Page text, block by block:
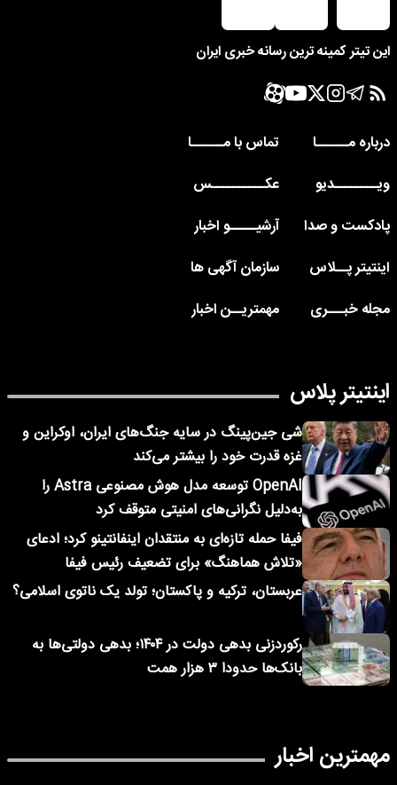
این تیتر کمینه ترین رسانه خبری ایران
درباره مــــــا
تماس با مــــــا
ویــــــــدیو
عکــــــــــس
پادکست و صدا
آرشیـــــو اخبار
اینتیتر پــلاس
سازمان آگهی ها
مجله خبـــری
مهمتریــن اخبار
اینتیتر پلاس
شی جین‌پینگ در سایه جنگ‌های ایران، اوکراین و
غزه قدرت خود را بیشتر می‌کند
OpenAI توسعه مدل هوش مصنوعی Astra را
به‌دلیل نگرانی‌های امنیتی متوقف کرد
فیفا حمله تازه‌ای به منتقدان اینفانتینو کرد؛ ادعای
«تلاش هماهنگ» برای تضعیف رئیس فیفا
عربستان، ترکیه و پاکستان؛ تولد یک ناتوی اسلامی؟
رکوردزنی بدهی دولت در ۱۴۰۴؛ بدهی دولتی‌ها به
بانک‌ها حدودا ۳ هزار همت
مهمترین اخبار